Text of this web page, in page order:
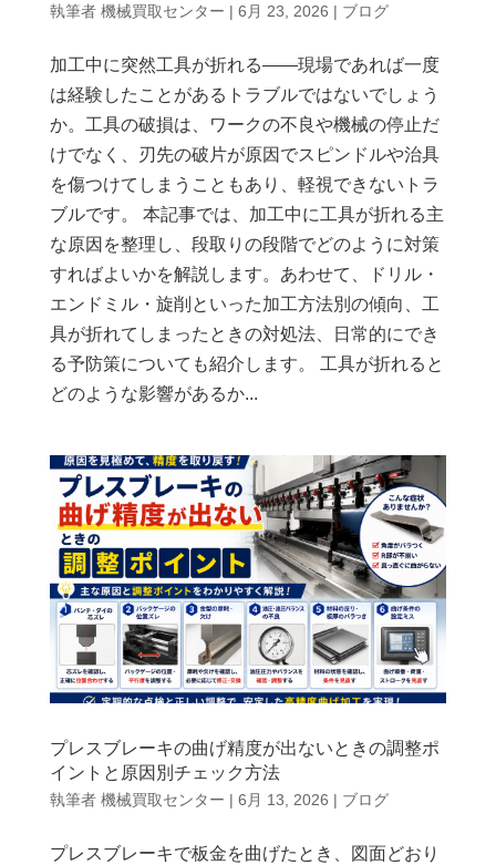
執筆者 機械買取センター | 6月 23, 2026 | ブログ
加工中に突然工具が折れる——現場であれば一度
は経験したことがあるトラブルではないでしょう
か。工具の破損は、ワークの不良や機械の停止だ
けでなく、刃先の破片が原因でスピンドルや治具
を傷つけてしまうこともあり、軽視できないトラ
ブルです。 本記事では、加工中に工具が折れる主
な原因を整理し、段取りの段階でどのように対策
すればよいかを解説します。あわせて、ドリル・
エンドミル・旋削といった加工方法別の傾向、工
具が折れてしまったときの対処法、日常的にでき
る予防策についても紹介します。 工具が折れると
どのような影響があるか...
プレスブレーキの曲げ精度が出ないときの調整ポ
イントと原因別チェック方法
執筆者 機械買取センター | 6月 13, 2026 | ブログ
プレスブレーキで板金を曲げたとき、図面どおり